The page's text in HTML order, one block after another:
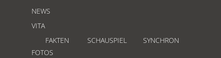
NEWS
VITA
FAKTEN
SCHAUSPIEL
SYNCHRON
FOTOS